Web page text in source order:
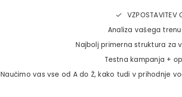
VZPOSTAVITEV
Analiza vašega
Najbolj primerna struktura za
Testna kampanja +
Naučimo vas vse od A do Ž, kako tudi v prihodnje